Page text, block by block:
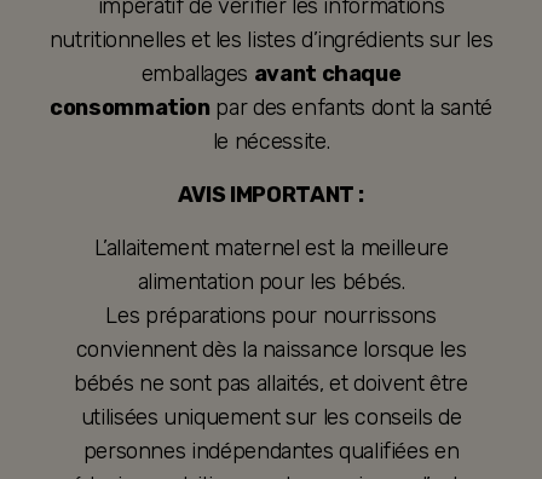
impératif de vérifier les informations
nutritionnelles et les listes d’ingrédients sur les
emballages avant chaque
consommation par des enfants dont la santé
le nécessite.
AVIS IMPORTANT :
L’allaitement maternel est la meilleure
alimentation pour les bébés.
Les préparations pour nourrissons
conviennent dès la naissance lorsque les
bébés ne sont pas allaités, et doivent être
utilisées uniquement sur les conseils de
personnes indépendantes qualifiées en